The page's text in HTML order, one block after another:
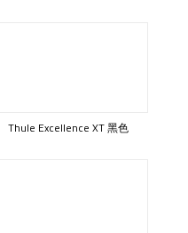
Thule Excellence XT 黑色